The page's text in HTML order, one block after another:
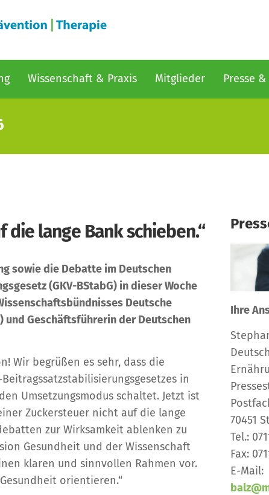
die lange Bank schieben.“
sowie die Debatte im Deutschen
(GKV-BStabG) in dieser Woche
Deutsche
und Geschäftsführerin der Deutschen
Wir begrüßen es sehr, dass die
in
Umsetzungsmodus schaltet. Jetzt ist
Zuckersteuer nicht auf die lange
zur Wirksamkeit ablenken zu
Gesundheit und der Wissenschaft
klaren und sinnvollen Rahmen vor.
orientieren.“
Ihre
70451
Tel.:
Fax:
E-Mail:
Wissenschaft & Praxis Mitglieder Presse